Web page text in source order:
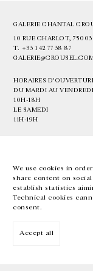
We use cookies in
share content on
establish statistics
Technical cookies
consent.
Accept all
GALERIE CHANTAL
10 RUE CHARLOT, 75003
T. +33 1 42 77 38 87
HORAIRES
DU MARDI AU VENDREDI
10H-18H
LE SAMEDI
11H-19H
EN FR 中文
Inscrivez-vous à notre